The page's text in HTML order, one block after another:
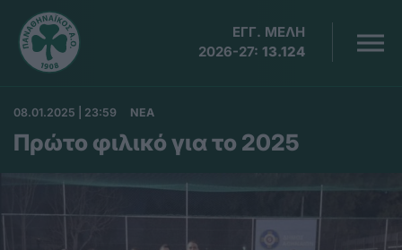
ΕΓΓ. ΜΕΛΗ
2026-27: 13.124
08.01.2025 | 23:59 ΝΕΑ
Πρώτο φιλικό για το 2025